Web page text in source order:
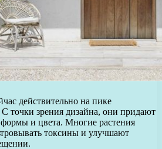
действительно на пике
точки зрения дизайна, они придают
и цвета. Многие растения
токсины и улучшают